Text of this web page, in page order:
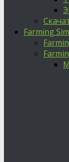
Farming